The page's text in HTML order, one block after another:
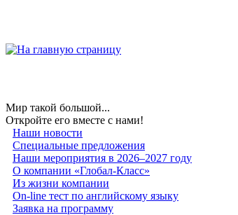
Мир такой большой...
Откройте его вместе с нами!
Наши новости
Специальные предложения
Наши мероприятия в 2026–2027 году
О компании «Глобал-Класс»
Из жизни компании
On-line тест по английскому языку
Заявка на программу